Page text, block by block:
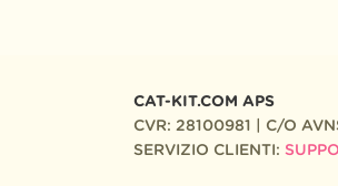
CAT-KIT.COM APS
CVR: 28100981 | C/O
SERVIZIO CLIENTI: